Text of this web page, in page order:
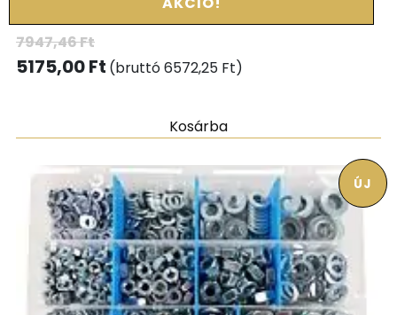
7947,46Ft
5175,00Ft (bruttó6572,25 Ft)
Kosárba
ÚJ